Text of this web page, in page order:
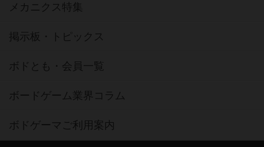
メカニクス特集
掲示板・トピックス
ボドとも・会員一覧
ボードゲーム業界コラム
ボドゲーマご利用案内